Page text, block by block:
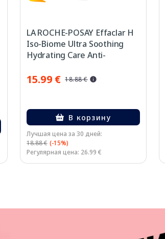
LA ROCHE-POSAY Effaclar H
Iso-Biome Ultra Soothing
Hydrating Care Anti-
лица, 40 мл
15.99 € 18.88 €
В корзину
Лучшая цена за 30 дней:
18.88 € (-15%)
Регулярная цена: 26.99 €